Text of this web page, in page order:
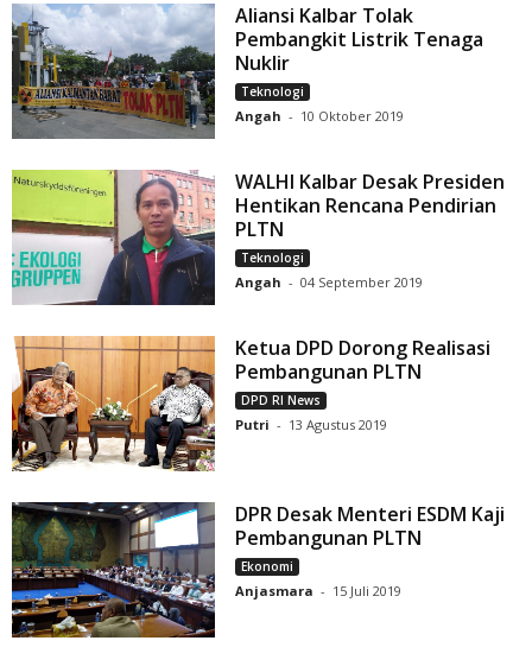
Aliansi Kalbar Tolak
Pembangkit Listrik Tenaga
Nuklir
Teknologi
Angah - 10 Oktober 2019
WALHI Kalbar Desak Presiden
Hentikan Rencana Pendirian
PLTN
Teknologi
Angah - 04 September 2019
Ketua DPD Dorong Realisasi
Pembangunan PLTN
DPD RI News
Putri - 13 Agustus 2019
DPR Desak Menteri ESDM Kaji
Pembangunan PLTN
Ekonomi
Anjasmara - 15 Juli 2019